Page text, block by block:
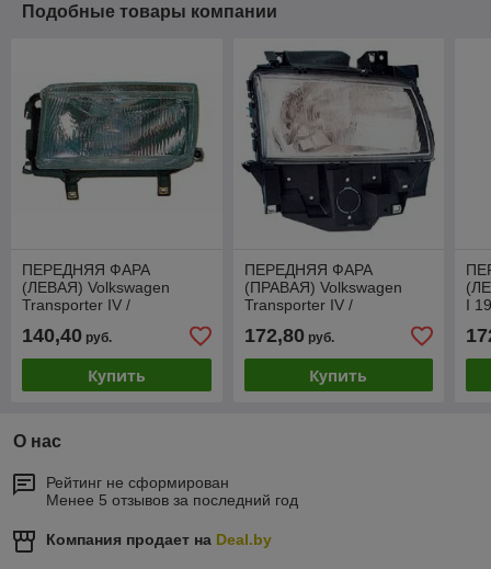
Подобные товары компании
ПЕРЕДНЯЯ ФАРА
(ЛЕВАЯ) Volkswagen
Transporter IV /
Фольксваген Транспортер
4 , 1990-2003
140,40 руб.
Купить
ПЕРЕДНЯЯ ФАРА
(ПРАВАЯ) Volkswagen
Transporter IV /
Фольксваген Транспортер
4
172,80руб.
Купить
I
О нас
Рейтинг не сформирован
Менее 5 отзывов за последний год
Компания продает на Deal.by